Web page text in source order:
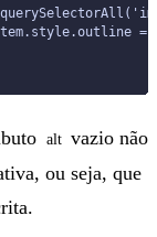
=
alt vazio não
ou seja, que